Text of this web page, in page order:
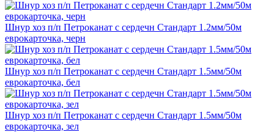
Шнур хоз п/п Петроканат с сердечн Стандарт 1.2мм/50м
еврокарточка, черн
Шнур хоз п/п Петроканат с сердечн Стандарт 1.5мм/50м
еврокарточка, бел
Шнур хоз п/п Петроканат с сердечн Стандарт 1.5мм/50м
еврокарточка, зел